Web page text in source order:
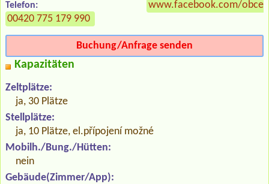
Telefon:
00420 775 179 990
www.facebook.com/
Buchung/Anfrage senden
Kapazitäten
Zeltplätze:
ja, 30 Plätze
Stellplätze:
ja, 10 Plätze, el.přípojení možné
Mobilh./Bung./Hütten:
nein
Gebäude(Zimmer/App):